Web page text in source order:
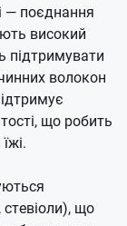
— поєднання
високий
підтримувати
волокон
що робить
що